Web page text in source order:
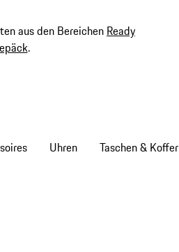
aus den Bereichen Ready
.
Uhren Taschen & Koffer